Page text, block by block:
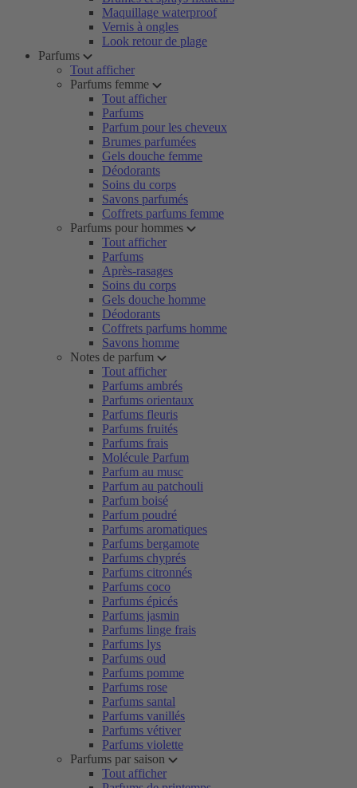
Maquillage waterproof
Vernis à ongles
Look retour de plage
Parfums
Tout afficher
Parfums femme
Tout afficher
Parfums
Parfum pour les cheveux
Brumes parfumées
Gels douche femme
Déodorants
Soins du corps
Savons parfumés
Coffrets parfums femme
Parfums pour hommes
Tout afficher
Parfums
Après-rasages
Soins du corps
Gels douche homme
Déodorants
Coffrets parfums homme
Savons homme
Notes de parfum
Tout afficher
Parfums ambrés
Parfums orientaux
Parfums fleuris
Parfums fruités
Parfums frais
Molécule Parfum
Parfum au musc
Parfum au patchouli
Parfum boisé
Parfum poudré
Parfums aromatiques
Parfums bergamote
Parfums chyprés
Parfums citronnés
Parfums coco
Parfums épicés
Parfums jasmin
Parfums linge frais
Parfums lys
Parfums oud
Parfums pomme
Parfums rose
Parfums santal
Parfums vanillés
Parfums vétiver
Parfums violette
Parfums par saison
Tout afficher